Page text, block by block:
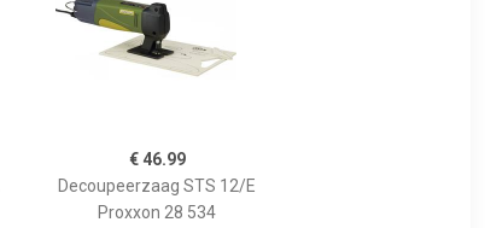
€ 46.99
Decoupeerzaag STS 12/E
Proxxon 28 534